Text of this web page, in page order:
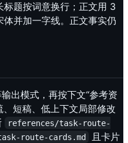
题按词意换行；正文用 3
并加一字线。正文事实仍
出模式，再按下文“参考资
短稿、低上下文局部修改
references/task-route-
route-cards.md
且卡片